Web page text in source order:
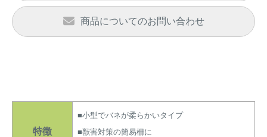
商品についてのお問い合わせ
特徴
■小型でバネが柔らかいタイプ
■獣害対策の簡易柵に
ブラックバス・
ブルーギル対策
閉じる